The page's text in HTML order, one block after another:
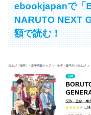
ebookjapanで「
NARUTO NEXT
額で読む！